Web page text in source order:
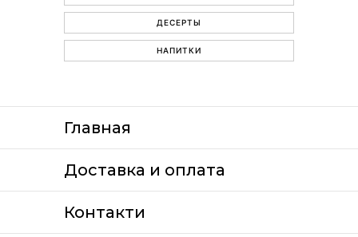
ДЕСЕРТЫ
НАПИТКИ
Главная
Доставка и оплата
Контакти